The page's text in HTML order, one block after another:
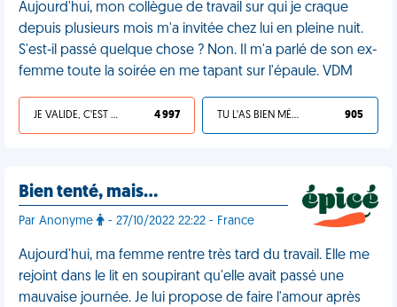
Aujourd'hui, mon collègue de travail sur qui je craque
depuis plusieurs mois m'a invitée chez lui en pleine nuit.
S'est-il passé quelque chose ? Non. Il m'a parlé de son ex-
femme toute la soirée en me tapant sur l'épaule. VDM
JE VALIDE, C'EST UNE VDM 4 997 TU L'AS BIEN MÉRITÉ 905
Bien tenté, mais…
Par Anonyme - 27/10/2022 22:22 - France
Aujourd'hui, ma femme rentre très tard du travail. Elle me
rejoint dans le lit en soupirant qu'elle avait passé une
mauvaise journée. Je lui propose de faire l'amour après